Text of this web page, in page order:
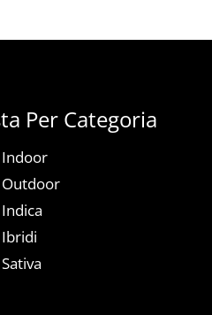
Per Categoria
Indoor
Outdoor